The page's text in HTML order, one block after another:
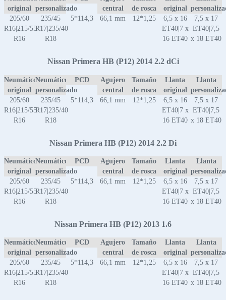
original personalizado
central
de rosca
original
205/60
R16|215/55
R16
235/45
R17|235/40
R18
5*114,3 66,1 mm 12*1,25
6,5 x 16
ET40|7 x
16 ET40
7,5 x 17
ET40|7,5
x 18 ET40
Nissan Primera HB (P12) 2014 2.2 dCi
Neumático
original
Neumático
personalizado
PCD
Agujero
central
Tamaño
de rosca
Llanta
original
Llanta
205/60
R16|215/55
R16
235/45
R17|235/40
R18
5*114,3 66,1 mm 12*1,25
6,5 x 16
ET40|7 x
16 ET40
7,5 x 17
ET40|7,5
x 18 ET40
Nissan Primera HB (P12) 2014 2.2 Di
Neumático
original
Neumático
personalizado
PCD
Agujero
central
Tamaño
de rosca
Llanta
original
Llanta
205/60
R16|215/55
R16
235/45
R17|235/40
R18
5*114,3 66,1 mm 12*1,25
6,5 x 16
ET40|7 x
16 ET40
7,5 x 17
ET40|7,5
x 18 ET40
Nissan Primera HB (P12) 2013 1.6
Neumático
original
Neumático
personalizado
PCD
Agujero
central
Tamaño
de rosca
Llanta
original
Llanta
205/60
R16|215/55
R16
235/45
R17|235/40
R18
5*114,3 66,1 mm 12*1,25
6,5 x 16
ET40|7 x
16 ET40
7,5 x 17
ET40|7,5
x 18 ET40